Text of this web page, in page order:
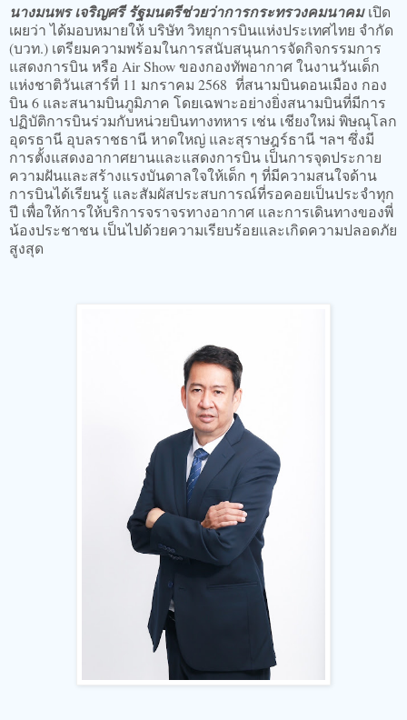
นางมนพร เจริญศรี รัฐมนตรีช่วยว่าการกระทรวงคมนาคมเปิด
เผยว่า ได้มอบหมายให้ บริษัท วิทยุการบินแห่งประเทศไทย จำกัด
(บวท.) เตรียมความพร้อมในการสนับสนุนการจัดกิจกรรมการ
แสดงการบิน หรือ Air Show ของกองทัพอากาศ ในงานวันเด็ก
แห่งชาติวันเสาร์ที่ 11 มกราคม 2568 ที่สนามบินดอนเมือง กอง
บิน 6 และสนามบินภูมิภาค โดยเฉพาะอย่างยิ่งสนามบินที่มีการ
ปฏิบัติการบินร่วมกับหน่วยบินทางทหาร เช่น เชียงใหม่ พิษณุโลก
อุดรธานี อุบลราชธานี หาดใหญ่ และสุราษฎร์ธานี ฯลฯ ซึ่งมี
การตั้งแสดงอากาศยานและแสดงการบิน เป็นการจุดประกาย
ความฝันและสร้างแรงบันดาลใจให้เด็ก ๆ ที่มีความสนใจด้าน
การบินได้เรียนรู้ และสัมผัสประสบการณ์ที่รอคอยเป็นประจำทุก
ปี เพื่อให้การให้บริการจราจรทางอากาศ และการเดินทางของพี่
น้องประชาชน เป็นไปด้วยความเรียบร้อยและเกิดความปลอดภัย
สูงสุด